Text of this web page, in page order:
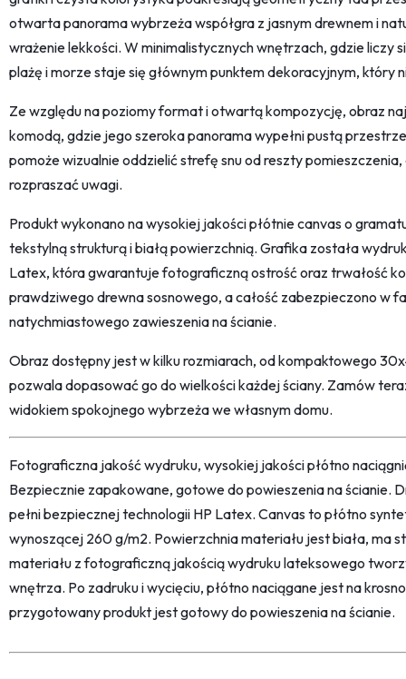
otwarta panorama wybrzeża współgra z jasnym drewnem i
wrażenie lekkości. W minimalistycznych wnętrzach, gdzie liczy
plażę i morze staje się głównym punktem dekoracyjnym, który
Ze względu na poziomy format i otwartą kompozycję, obraz
komodą, gdzie jego szeroka panorama wypełni pustą
pomoże wizualnie oddzielić strefę snu od reszty
rozpraszać uwagi.
Produkt wykonano na wysokiej jakości płótnie canvas o
tekstylną strukturą i białą powierzchnią. Grafika została
Latex, która gwarantuje fotograficzną ostrość oraz trwałość
prawdziwego drewna sosnowego, a całość zabezpieczono w
natychmiastowego zawieszenia na ścianie.
Obraz dostępny jest w kilku rozmiarach, od kompaktowego
pozwala dopasować go do wielkości każdej ściany. Zamów
widokiem spokojnego wybrzeża we własnym domu.
Fotograficzna jakość wydruku, wysokiej jakości płótno
Bezpiecznie zapakowane, gotowe do powieszenia na ścianie.
pełni bezpiecznej technologii HP Latex. Canvas to płótno
wynoszącej 260 g/m2. Powierzchnia materiału jest biała, ma
materiału z fotograficzną jakością wydruku lateksowego
wnętrza. Po zadruku i wycięciu, płótno naciągane jest na
przygotowany produkt jest gotowy do powieszenia na ścianie.